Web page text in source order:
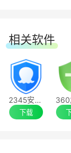
相关软件
2345安全卫士增强版
下载